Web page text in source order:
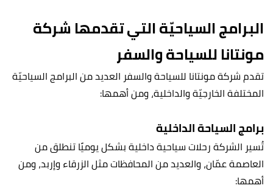
البرامج السياحيّة التي تقدمها شركة
مونتانا للسياحة والسفر
تقدم شركة مونتانا للسياحة والسفر العديد من البرامج السياحيّة
المختلفة الخارجيّة والداخلية، ومن أهمها:
برامج السياحة الداخلية
تُسير الشركة رحلات سياحية داخلية بشكل يوميًا تنطلق من
العاصمة عمّان، والعديد من المحافظات مثل الزرقاء وإربد، ومن
أهمها: